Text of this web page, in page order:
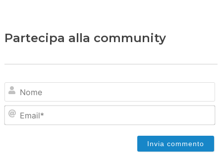
Partecipa alla community